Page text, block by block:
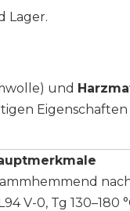
Lager.
und
Eigenschaften
V-0, Tg 130–180